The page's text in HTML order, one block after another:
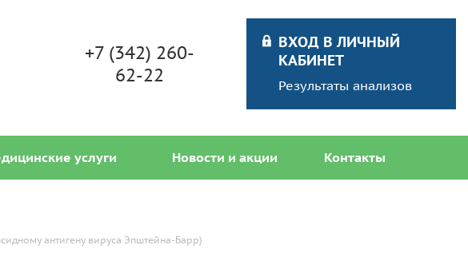
+7 (342) 260-
62-22
ВХОД В ЛИЧНЫЙ
КАБИНЕТ
Результаты анализов
услуги Новости и акции Контакты
антигену вируса Эпштейна-Барр)